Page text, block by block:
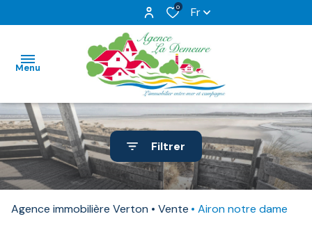
0 Fr
Menu
ACCUEIL
NOS
VENTES
NOS
Filtrer
Agence immobilière Verton Vente Airon notre dame